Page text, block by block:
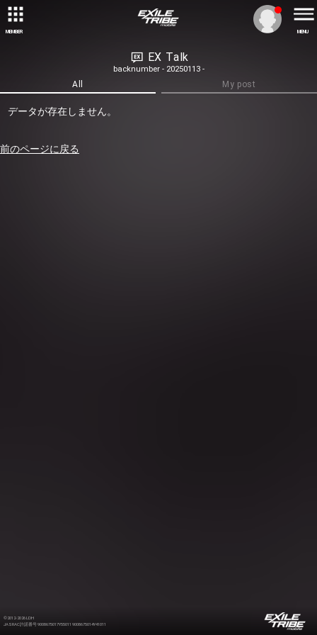
MEMBER MENU
EX Talk
backnumber - 20250113 -
All My post
データが存在しません。
前のページに戻る
©2012-2026 LDH
JASRAC許諾番号 9008675017Y55011 9008675014Y41011